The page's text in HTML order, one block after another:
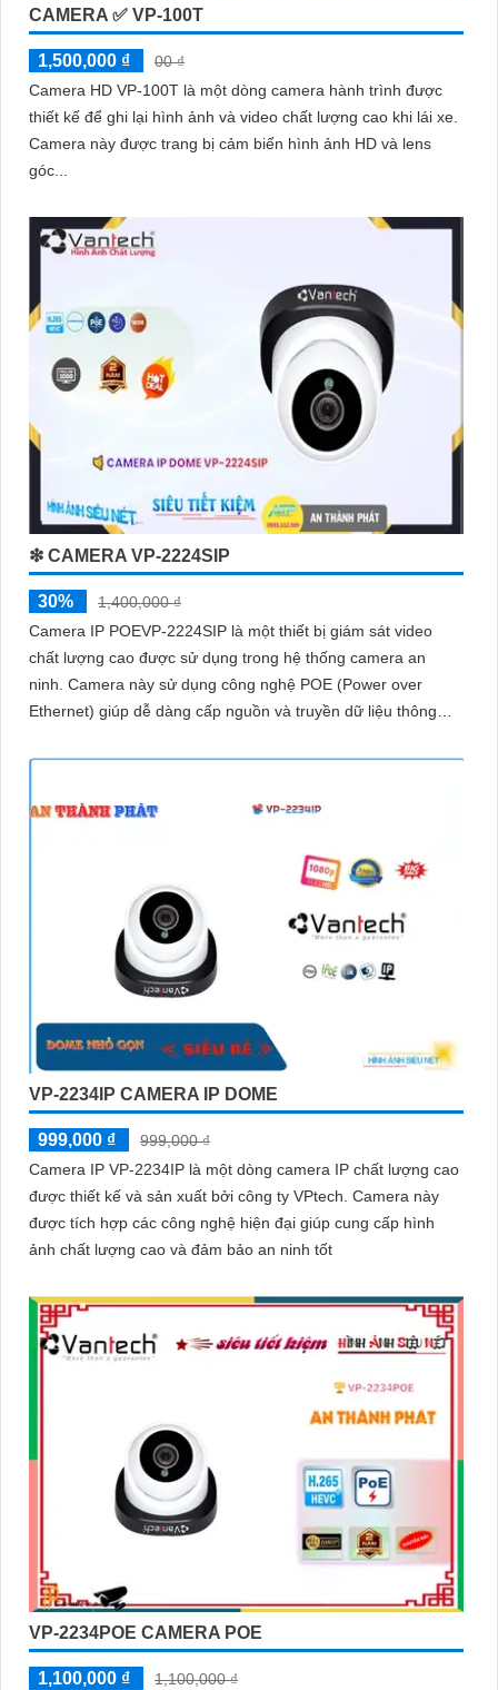
CAMERA ✅ VP-100T
1,500,000 ₫
00 ₫
Camera HD VP-100T là một dòng camera hành trình được
thiết kế để ghi lại hình ảnh và video chất lượng cao khi lái xe.
Camera này được trang bị cảm biến hình ảnh HD và lens
góc...
❇ CAMERA VP-2224SIP
30%
1,400,000 ₫
Camera IP POEVP-2224SIP là một thiết bị giám sát video
chất lượng cao được sử dụng trong hệ thống camera an
ninh. Camera này sử dụng công nghệ POE (Power over
Ethernet) giúp dễ dàng cấp nguồn và truyền dữ liệu thông
VP-2234IP CAMERA IP DOME
999,000 ₫
999,000 ₫
Camera IP VP-2234IP là một dòng camera IP chất lượng cao
được thiết kế và sản xuất bởi công ty VPtech. Camera này
được tích hợp các công nghệ hiện đại giúp cung cấp hình
ảnh chất lượng cao và đảm bảo an ninh tốt
VP-2234POE CAMERA POE
1,100,000 ₫
1,100,000 ₫